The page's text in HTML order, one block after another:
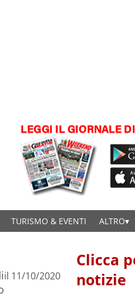
TURISMO & EVENTI ALTRO
il 11/10/2020
Clicca
notizie